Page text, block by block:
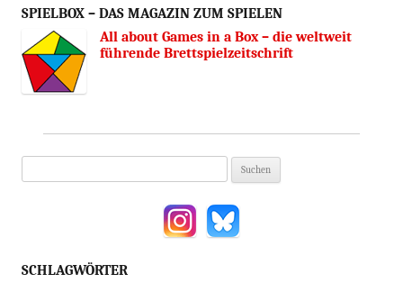
SPIELBOX – DAS MAGAZIN ZUM SPIELEN
All about Games in a Box – die weltweit
führende Brettspielzeitschrift
SCHLAGWÖRTER